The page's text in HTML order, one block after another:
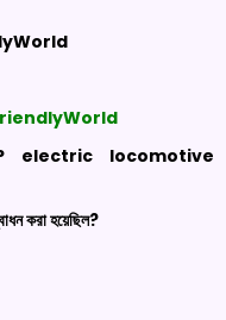
electric locomotive
করা হয়েছিল?